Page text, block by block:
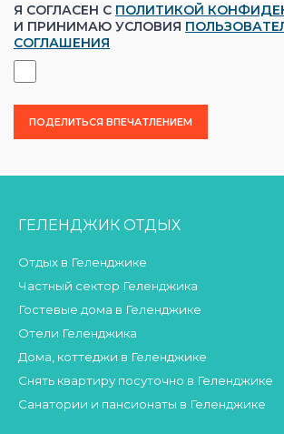
Я СОГЛАСЕН С ПОЛИТИКОЙ
И ПРИНИМАЮ УСЛОВИЯ
СОГЛАШЕНИЯ
ГЕЛЕНДЖИК ОТДЫХ
Отдых в Геленджике
Частный сектор Геленджика
Гостевые дома в Геленджике
Отели Геленджика
Дома, коттеджи в Геленджике
Снять квартиру посуточно в Геленджике
Санатории и пансионаты в Геленджике